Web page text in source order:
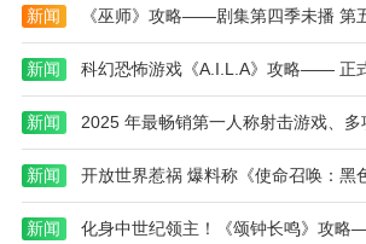
游戏适合喜欢高科技、动作冒险和变
一款不可错过的冬季机甲风暴之作。
本站为您提供冬季变形机器人 安
，欢迎大家记住本站网址，本站是您
最好的网站！
新闻
新闻
新闻
新闻
新闻